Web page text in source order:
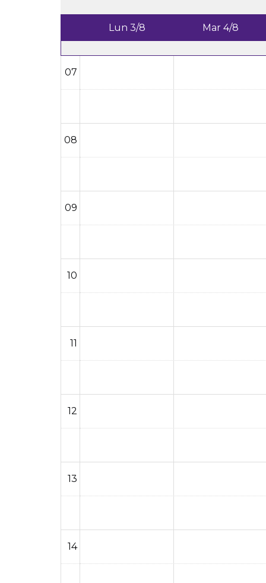
Lun 3/8 Mar 4/8
07
08
09
10
11
12
13
14